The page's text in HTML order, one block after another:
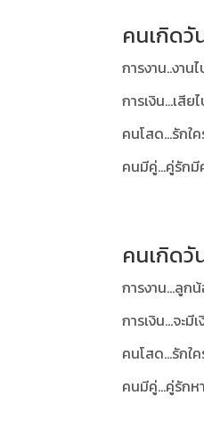
คนเกิดวั
การงาน..งาน
การเงิน...เสี
คนโสด...รักใ
คนมีคู่...คู่รักมี
คนเกิดวั
การงาน...ลูก
การเงิน...จะ
คนโสด...รักใ
คนมีคู่...คู่รักห